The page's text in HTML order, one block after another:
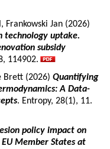
Frankowski Jan (2026)
technology uptake.
subsidy
114902.
Brett (2026) Quantifying
A Data-
. Entropy, 28(1), 11.
policy impact on
Member States at